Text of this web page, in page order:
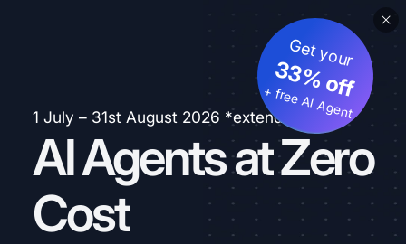
1 July – 31st August 2026 *extended
AI Agents at Zero
Cost
Get your
33% off
+ free AI Agent